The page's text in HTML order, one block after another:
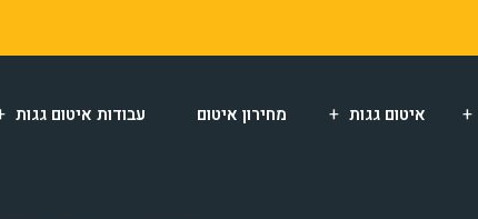
איטום גגות מחירון איטום עבודות איטום גגות